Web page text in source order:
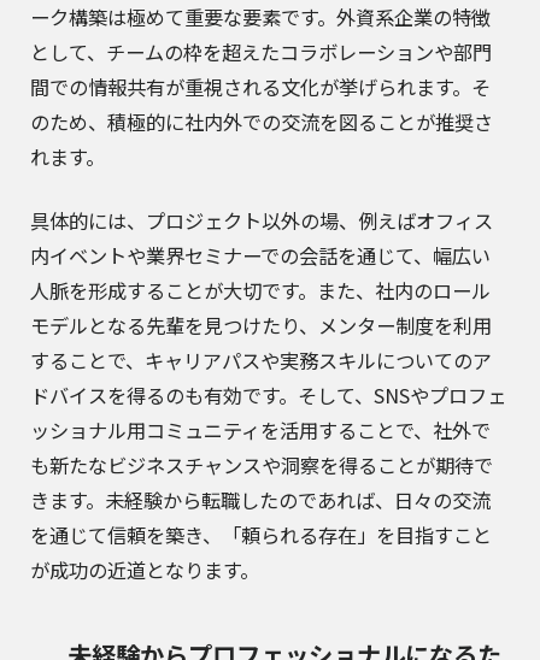
ーク構築は極めて重要な要素です。外資系企業の特徴
として、チームの枠を超えたコラボレーションや部門
間での情報共有が重視される文化が挙げられます。そ
のため、積極的に社内外での交流を図ることが推奨さ
れます。
具体的には、プロジェクト以外の場、例えばオフィス
内イベントや業界セミナーでの会話を通じて、幅広い
人脈を形成することが大切です。また、社内のロール
モデルとなる先輩を見つけたり、メンター制度を利用
することで、キャリアパスや実務スキルについてのア
ドバイスを得るのも有効です。そして、SNSやプロフェ
ッショナル用コミュニティを活用することで、社外で
も新たなビジネスチャンスや洞察を得ることが期待で
きます。未経験から転職したのであれば、日々の交流
を通じて信頼を築き、「頼られる存在」を目指すこと
が成功の近道となります。